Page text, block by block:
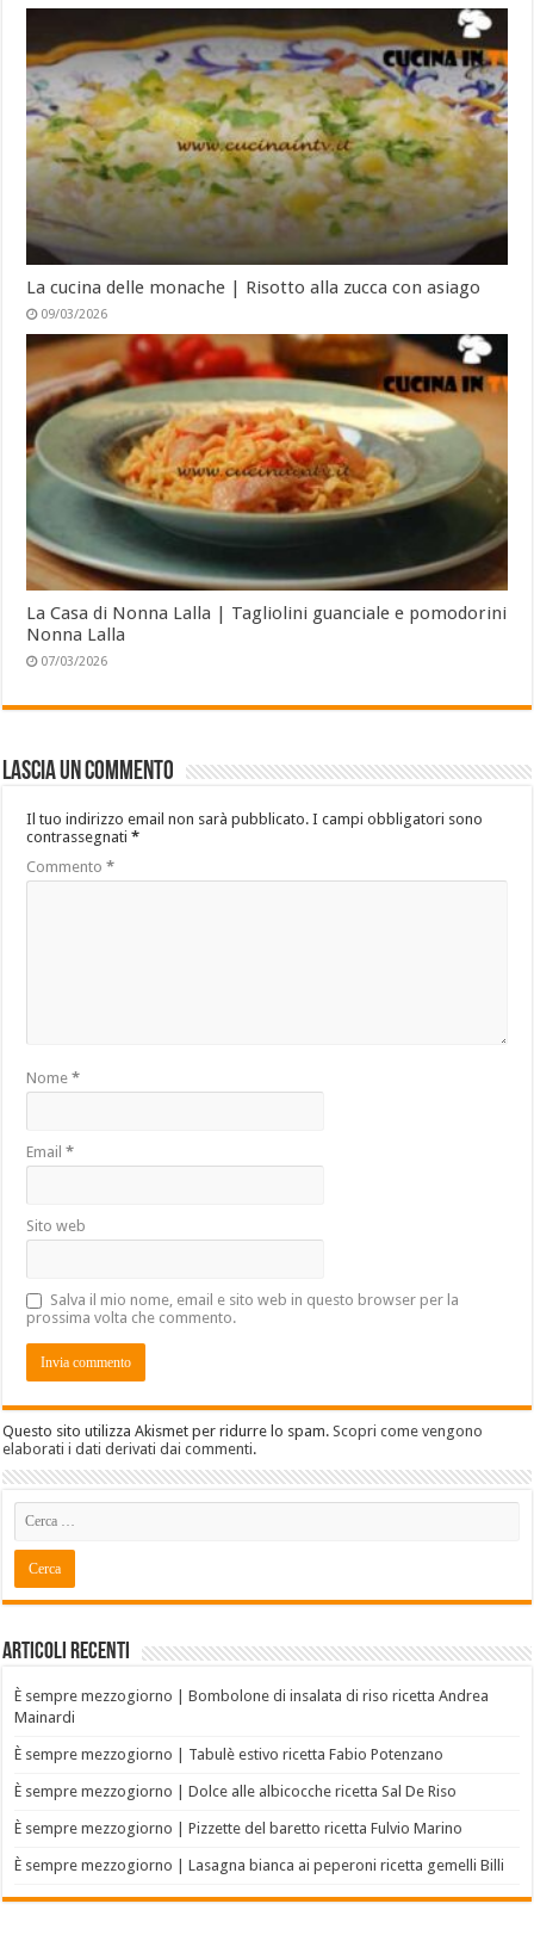
La cucina delle monache | Risotto alla zucca con asiago
09/03/2026
La Casa di Nonna Lalla | Tagliolini guanciale e pomodorini
Nonna Lalla
07/03/2026
Lascia un commento
Il tuo indirizzo email non sarà pubblicato. I campi obbligatori sono
contrassegnati*
Commento*
Nome*
Email*
Sito web
Salva il mio nome, email e sito web in questo browser per la
prossima volta che commento.
Questo sito utilizza Akismet per ridurre lo spam.Scopri come vengono
elaborati i dati derivati dai commenti.
Articoli recenti
È sempre mezzogiorno | Bombolone di insalata di riso ricetta Andrea
Mainardi
È sempre mezzogiorno | Tabulè estivo ricetta Fabio Potenzano
È sempre mezzogiorno | Dolce alle albicocche ricetta Sal De Riso
È sempre mezzogiorno | Pizzette del baretto ricetta Fulvio Marino
È sempre mezzogiorno | Lasagna bianca ai peperoni ricetta gemelli Billi